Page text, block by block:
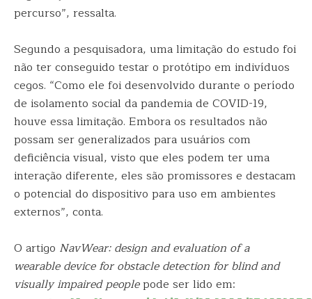
percurso”, ressalta.
Segundo a pesquisadora, uma limitação do estudo foi
não ter conseguido testar o protótipo em indivíduos
cegos. “Como ele foi desenvolvido durante o período
de isolamento social da pandemia de COVID-19,
houve essa limitação. Embora os resultados não
possam ser generalizados para usuários com
deficiência visual, visto que eles podem ter uma
interação diferente, eles são promissores e destacam
o potencial do dispositivo para uso em ambientes
externos”, conta.
O artigo NavWear: design and evaluation of a
wearable device for obstacle detection for blind and
visually impaired peoplepode ser lido em: